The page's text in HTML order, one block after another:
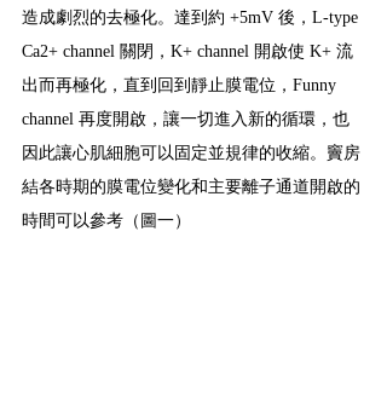
造成劇烈的去極化。達到約 +5mV 後，L-type
Ca2+ channel 關閉，K+ channel 開啟使 K+ 流
出而再極化，直到回到靜止膜電位，Funny
channel 再度開啟，讓一切進入新的循環，也
因此讓心肌細胞可以固定並規律的收縮。竇房
結各時期的膜電位變化和主要離子通道開啟的
時間可以參考（圖一）